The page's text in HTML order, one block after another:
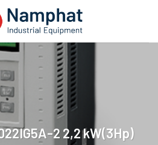
2 2,2 kW(3Hp)